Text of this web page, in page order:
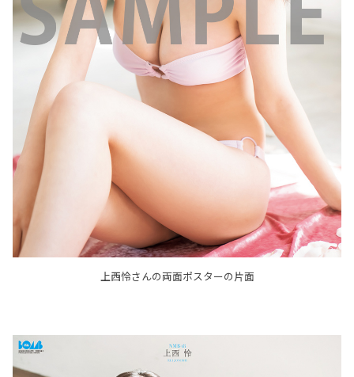
上西怜さんの両面ポスターの片面